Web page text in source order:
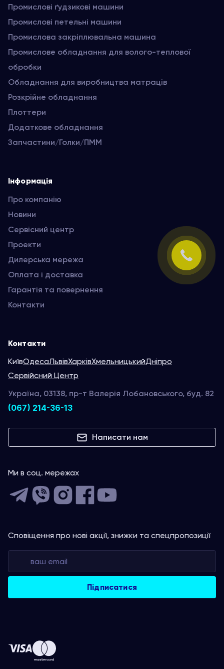
Промислові ґудзикові машини
Промислові петельні машини
Промислова закріплювальна машина
Промислове обладнання для волого-теплової
обробки
Обладнання для виробництва матраців
Розкрійне обладнання
Плоттери
Додаткове обладнання
Запчастини/Голки/ПММ
Інформація
Про компанію
Новини
Сервісний центр
Проекти
Дилерська мережа
Оплата і доставка
Гарантія та повернення
Контакти
Контакти
КиївОдесаЛьвівХарківХмельницькийДніпро
Сервійсний Центр
Україна, 03138, пр-т Валерія Лобановського, буд. 82
(067) 214-36-13
Написати нам
Ми в соц. мережах
Сповіщення про нові акції, знижки та спецпропозиції